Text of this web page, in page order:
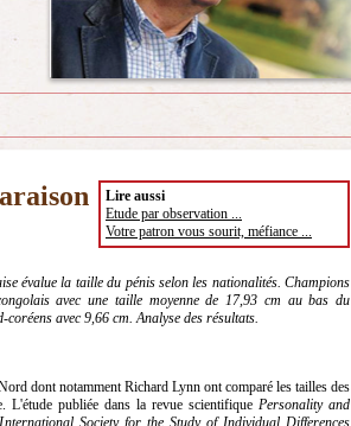
Lire aussi
Etude par observation ...
Votre patron vous sourit, méfiance ...
évalue la taille du pénis selon les nationalités. Champions
avec une taille moyenne de 17,93 cm au bas du
coréens avec 9,66 cm. Analyse des résultats.
dont notamment Richard Lynn ont comparé les tailles des
L'étude publiée dans la revue scientifique Personality and
Society for the Study of Individual Differences